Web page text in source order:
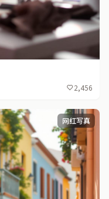
2,456
网红写真